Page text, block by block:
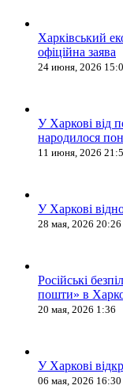
Харківський
офіційна заява
24 июня, 2026
У Харкові від
народилося
11 июня, 2026
У Харкові
28 мая, 2026 20:26
Російські
пошти» в
20 мая, 2026 1:36
У Харкові
06 мая, 2026 16:30